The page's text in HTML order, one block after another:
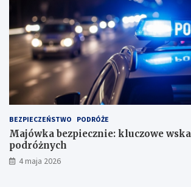
BEZPIECZEŃSTWO PODRÓŻE
Majówka bezpiecznie: kluczowe
podróżnych
4 maja 2026